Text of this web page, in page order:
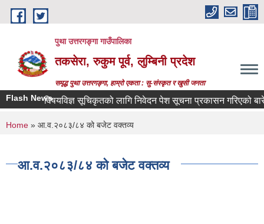
Skip to main content
पुथा उत्तरगङ्गा गाउँपालिका
तकसेरा, रुकुम पूर्व, लुम्बिनी प्रदेश
समृद्ध पुथा उत्तरगङ्गा, हाम्रो एकता : सु-संस्कृत र खुसी जनता
Flash News
विषयविज्ञ सूचिकृतको लागि निवेदन पेश सूचना प्रकासन गरिएको बारे
You are here
Home » आ.व.२०८३/८४ को बजेट वक्तव्य
आ.व.२०८३/८४ को बजेट वक्तव्य